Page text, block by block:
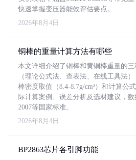
快速掌握变压器能效评估要点。
2026年8月4日
铜棒的重量计算方法有哪些
本文详细介绍了铜棒和黄铜棒重量的
（理论公式法、查表法、在线工具法
棒密度取值（8.4-8.7g/cm³）和计算公
际计算案例、误差分析及选材建议，数
2007等国家标准。
2026年8月4日
BP2863芯片各引脚功能